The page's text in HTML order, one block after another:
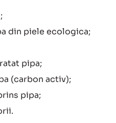
din piele ecologica;
pipa;
(carbon activ);
pipa;